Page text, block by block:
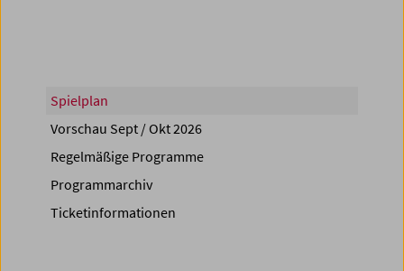
Spielplan
Vorschau Sept / Okt 2026
Regelmäßige Programme
Programmarchiv
Ticketinformationen